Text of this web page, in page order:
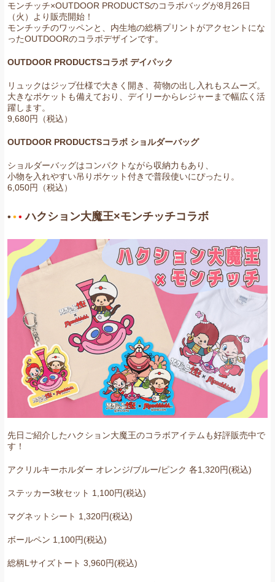
モンチッチ×OUTDOOR PRODUCTSのコラボバッグが8月26日
（火）より販売開始！
モンチッチのワッペンと、内生地の総柄プリントがアクセントにな
ったOUTDOORのコラボデザインです。
OUTDOOR PRODUCTSコラボ デイパック
リュックはジップ仕様で大きく開き、荷物の出し入れもスムーズ。
大きなポケットも備えており、デイリーからレジャーまで幅広く活
躍します。
9,680円（税込）
OUTDOOR PRODUCTSコラボ ショルダーバッグ
ショルダーバッグはコンパクトながら収納力もあり、
小物を入れやすい吊りポケット付きで普段使いにぴったり。
6,050円（税込）
ハクション大魔王×モンチッチコラボ
先日ご紹介したハクション大魔王のコラボアイテムも好評販売中で
す！
アクリルキーホルダー オレンジ/ブルー/ピンク 各1,320円(税込)
ステッカー3枚セット 1,100円(税込)
マグネットシート 1,320円(税込)
ボールペン 1,100円(税込)
総柄Lサイズトート 3,960円(税込)